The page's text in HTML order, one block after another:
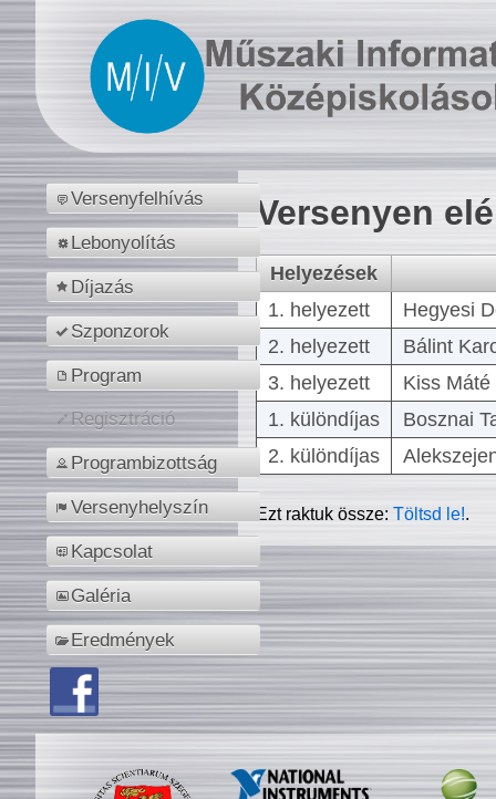
Versenyfelhívás
Lebonyolítás
Díjazás
Szponzorok
Program
Regisztráció
Programbizottság
Versenyhelyszín
Kapcsolat
Galéria
Eredmények
Versenyen
Helyezések
1. helyezett
Hegyesi
2. helyezett
Bálint
3. helyezett
Kiss
1. különdíjas
Bosznai
2. különdíjas
Ezt raktuk össze:Töltsd le!.